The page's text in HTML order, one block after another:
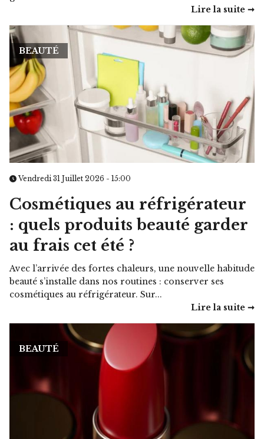
Lire la suite ➞
BEAUTÉ
Vendredi 31 Juillet 2026 - 15:00
Cosmétiques au réfrigérateur
: quels produits beauté garder
au frais cet été ?
Avec l’arrivée des fortes chaleurs, une nouvelle habitude
beauté s’installe dans nos routines : conserver ses
cosmétiques au réfrigérateur. Sur...
Lire la suite ➞
BEAUTÉ